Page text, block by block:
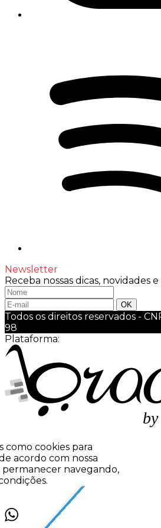
Newsletter
Receba nossas dicas, novidades
Todos os direitos reservados -
98
Plataforma:
by
como cookies para
acordo com nossa
navegando,